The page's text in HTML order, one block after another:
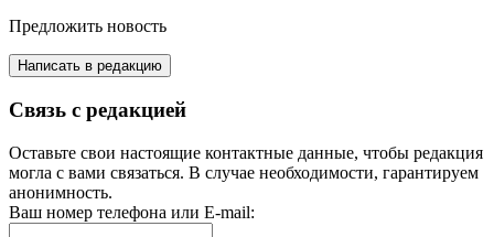
Предложить новость
Написать в редакцию
Связь с редакцией
Оставьте свои настоящие контактные данные, чтобы редакция
могла с вами связаться. В случае необходимости, гарантируем
анонимность.
Ваш номер телефона или E-mail: